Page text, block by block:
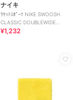
ナイキ
ﾗｹｯﾄｽﾎﾟｰﾂ NIKE SWOOSH
CLASSIC DOUBLEWIDE
WRISTBANDS 2PK
¥1,232